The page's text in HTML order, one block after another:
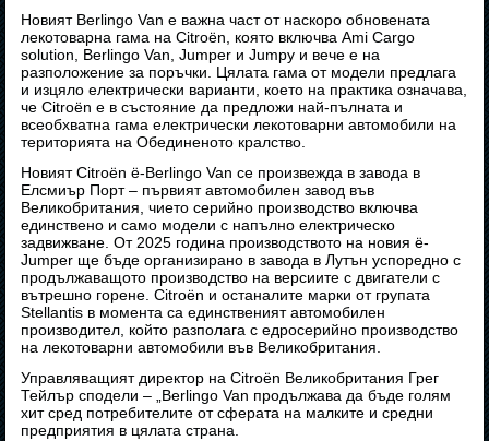
Новият Berlingo Van е важна част от наскоро обновената
лекотоварна гама на Citroën, която включва Ami Cargo
solution, Berlingo Van, Jumper и Jumpy и вече е на
разположение за поръчки. Цялата гама от модели предлага
и изцяло електрически варианти, което на практика означава,
че Citroën е в състояние да предложи най-пълната и
всеобхватна гама електрически лекотоварни автомобили на
територията на Обединеното кралство.
Новият Citroën ë-Berlingo Van се произвежда в завода в
Елсмиър Порт – първият автомобилен завод във
Великобритания, чието серийно производство включва
единствено и само модели с напълно електрическо
задвижване. От 2025 година производството на новия ë-
Jumper ще бъде организирано в завода в Лутън успоредно с
продължаващото производство на версиите с двигатели с
вътрешно горене. Citroën и останалите марки от групата
Stellantis в момента са единственият автомобилен
производител, който разполага с едросерийно производство
на лекотоварни автомобили във Великобритания.
Управляващият директор на Citroën Великобритания Грег
Тейлър сподели – „Berlingo Van продължава да бъде голям
хит сред потребителите от сферата на малките и средни
предприятия в цялата страна.